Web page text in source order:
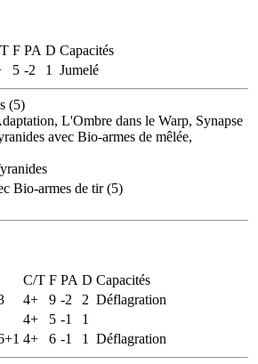
F PA D Capacités
5 -2 1 Jumelé
(5)
L'Ombre dans le Warp, Synapse
avec Bio-armes de mêlée,
Bio-armes de tir (5)
C/T F PA D Capacités
4+ 9 -2 2 Déflagration
4+ 5 -1
1
4+ 6 -1 1 Déflagration